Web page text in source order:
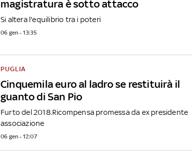
magistratura è sotto attacco
Si altera l'equilibrio tra i poteri
06 gen - 13:35
Cinquemila euro al ladro se restituirà il
guanto di San Pio
PUGLIA
Furto del 2018.Ricompensa promessa da ex presidente
associazione
06 gen - 12:07